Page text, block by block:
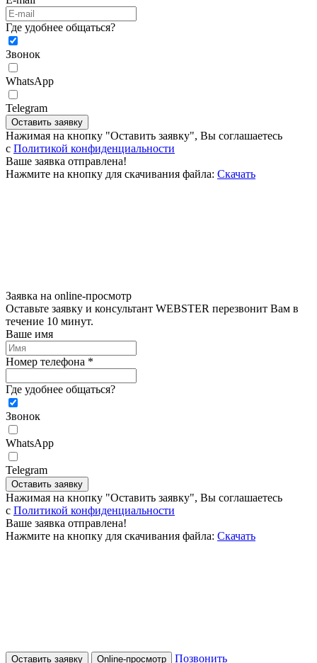
Где удобнее общаться?
Звонок
WhatsApp
Telegram
Оставить заявку
Нажимая на кнопку "Оставить заявку", Вы соглашаетесь
c Политикой конфиденциальности
Ваше заявка отправлена!
Нажмите на кнопку для скачивания файла: Скачать
Заявка на online-просмотр
Оставьте заявку и консультант WEBSTER перезвонит Вам в
течение 10 минут.
Ваше имя
Номер телефона *
Где удобнее общаться?
Звонок
WhatsApp
Telegram
Оставить заявку
Нажимая на кнопку "Оставить заявку", Вы соглашаетесь
c Политикой конфиденциальности
Ваше заявка отправлена!
Нажмите на кнопку для скачивания файла: Скачать
Оставить заявку Online-просмотр Позвонить